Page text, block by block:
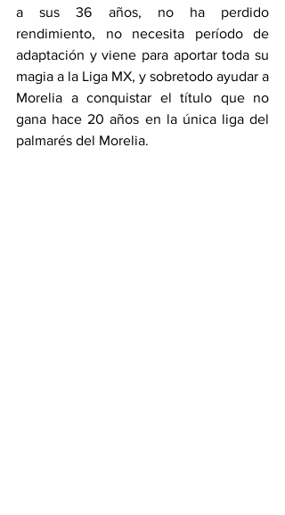
a sus 36 años, no ha perdido
rendimiento, no necesita período de
adaptación y viene para aportar toda su
magia a la Liga MX, y sobretodo ayudar a
Morelia a conquistar el título que no
gana hace 20 años en la única liga del
palmarés del Morelia.